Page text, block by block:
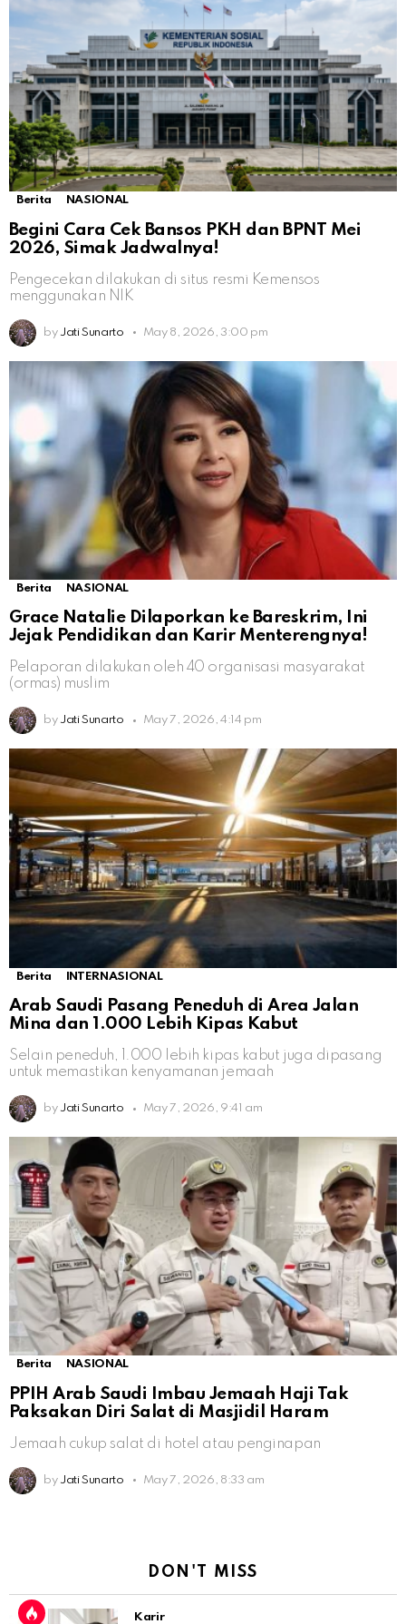
Berita NASIONAL
Begini Cara Cek Bansos PKH dan BPNT Mei
2026, Simak Jadwalnya!
Pengecekan dilakukan di situs resmi Kemensos
menggunakan NIK
by Jati Sunarto May 8, 2026, 3:00 pm
Berita NASIONAL
Grace Natalie Dilaporkan ke Bareskrim, Ini
Jejak Pendidikan dan Karir Menterengnya!
Pelaporan dilakukan oleh 40 organisasi masyarakat
(ormas) muslim
by Jati Sunarto May 7, 2026, 4:14 pm
Berita INTERNASIONAL
Arab Saudi Pasang Peneduh di Area Jalan
Mina dan 1.000 Lebih Kipas Kabut
Selain peneduh, 1.000 lebih kipas kabut juga dipasang
untuk memastikan kenyamanan jemaah
by Jati Sunarto May 7, 2026, 9:41 am
Berita NASIONAL
PPIH Arab Saudi Imbau Jemaah Haji Tak
Paksakan Diri Salat di Masjidil Haram
Jemaah cukup salat di hotel atau penginapan
by Jati Sunarto May 7, 2026, 8:33 am
DON'T MISS
Karir